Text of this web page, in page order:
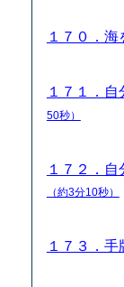
１７０．
１７１．
50秒）
１７２．
（約3分10秒）
１７３．